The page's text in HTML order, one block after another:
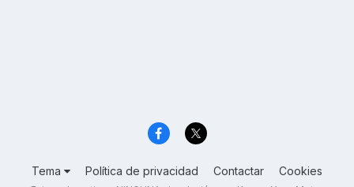
Tema Política de privacidad Contactar Cookies